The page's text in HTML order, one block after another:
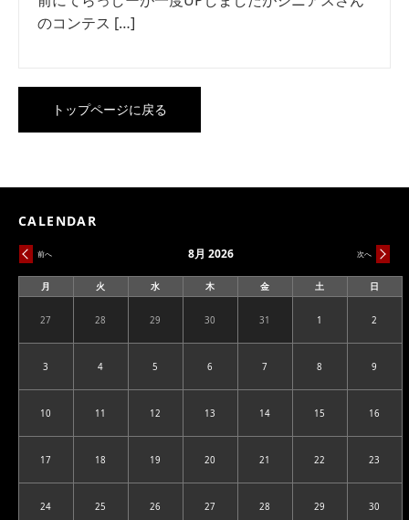
のコンテス […]
トップページに戻る
CALENDAR
前へ 次へ
8月 2026
月
曜
火
曜
水
曜
木
曜
金
曜
土
曜
日
曜
272026.07.27 282026.07.28 292026.07.29 302026.07.30 312026.07.31 12026.08.01 2
32026.08.03 42026.08.04 52026.08.05 62026.08.06 72026.08.07 82026.08.08 9
102026.08.10 112026.08.11 122026.08.12 132026.08.13 142026.08.14 152026.08.15 16
172026.08.17 182026.08.18 192026.08.19 202026.08.20 212026.08.21 222026.08.22 23
242026.08.24 252026.08.25 262026.08.26 272026.08.27 282026.08.28 292026.08.29 30